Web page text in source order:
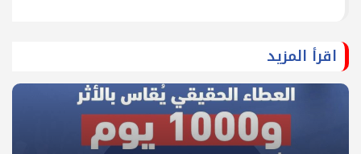
اقرأ المزيد